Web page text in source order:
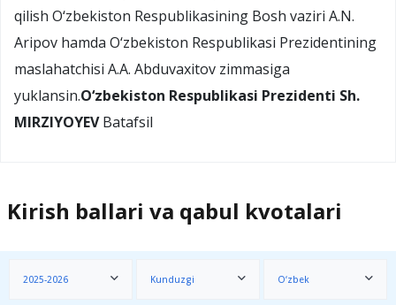
qilish O‘zbekiston Respublikasining Bosh vaziri A.N.
Aripov hamda O‘zbekiston Respublikasi Prezidentining
maslahatchisi A.A. Abduvaxitov zimmasiga
yuklansin.O‘zbekiston Respublikasi Prezidenti Sh.
MIRZIYOYEVBatafsil
Kirish ballari va qabul kvotalari
2025-2026 Kunduzgi O‘zbek